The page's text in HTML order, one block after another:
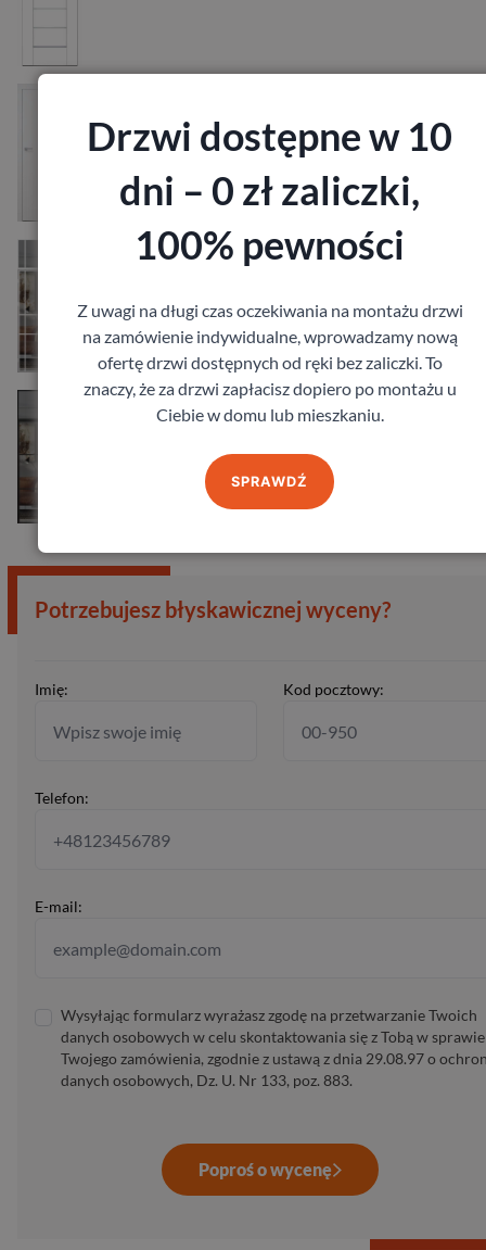
828,36zł z VAT
Drzwi Erkado Loft Art
Drzwi Erkado Loft Basic
Potrzebujesz błyskawicznej wyceny?
Imię: Kod pocztowy:
Telefon:
E-mail:
Wysyłając formularz wyrażasz zgodę na przetwarzanie Twoich
danych osobowych w celu skontaktowania się z Tobą w sprawie
Twojego zamówienia, zgodnie z ustawą z dnia 29.08.97 o
danych osobowych, Dz. U. Nr 133, poz. 883.
Poproś o wycenę
Drzwi dostępne w 10
dni – 0 zł zaliczki,
100% pewności
Z uwagi na długi czas oczekiwania na montażu drzwi
na zamówienie indywidualne, wprowadzamy nową
ofertę drzwi dostępnych od ręki bez zaliczki. To
znaczy, że za drzwi zapłacisz dopiero po montażu u
Ciebie w domu lub mieszkaniu.
SPRAWDŹ